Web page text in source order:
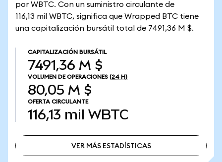
por WBTC. Con un suministro circulante de
116,13 mil WBTC, significa que Wrapped BTC tiene
una capitalización bursátil total de 7491,36 M $.
CAPITALIZACIÓN BURSÁTIL
7491,36 M $
VOLUMEN DE OPERACIONES (24 H)
80,05 M $
OFERTA CIRCULANTE
116,13 mil WBTC
VER MÁS ESTADÍSTICAS